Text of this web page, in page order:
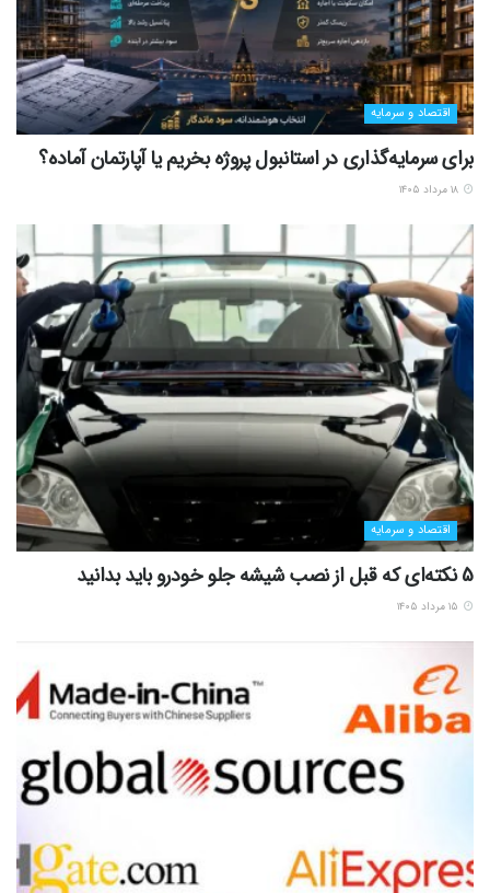
اقتصاد و سرمایه
برای سرمایه‌گذاری در استانبول پروژه بخریم یا آپارتمان آماده؟
اقتصاد و سرمایه
5 نکته‌ای که قبل از نصب شیشه جلو خودرو باید بدانید